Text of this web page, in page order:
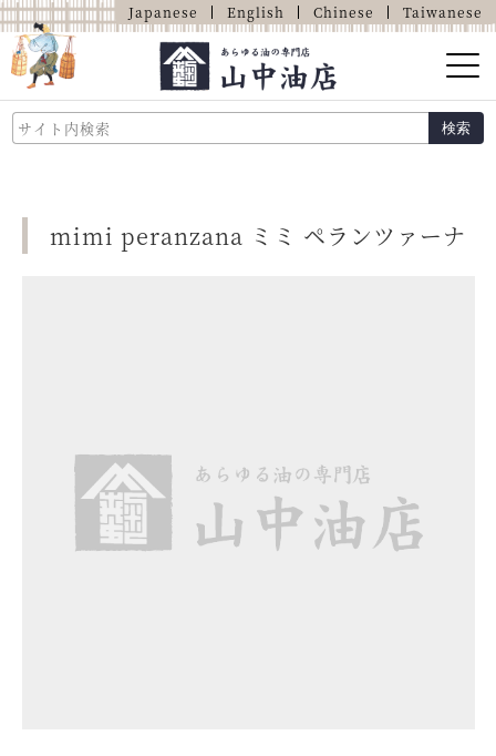
Japanese English Chinese Taiwanese
検索
山中油店的介绍
商品介绍mimi peranzana ミミ ペランツァーナ